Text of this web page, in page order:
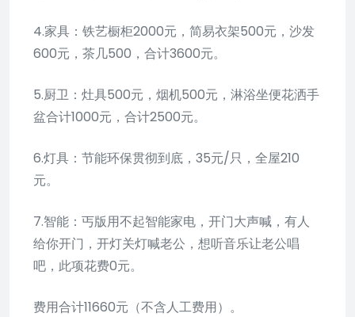
4.家具：铁艺橱柜2000元，简易衣架500元，沙发
600元，茶几500，合计3600元。
5.厨卫：灶具500元，烟机500元，淋浴坐便花洒手
盆合计1000元，合计2500元。
6.灯具：节能环保贯彻到底，35元/只，全屋210
元。
7.智能：丐版用不起智能家电，开门大声喊，有人
给你开门，开灯关灯喊老公，想听音乐让老公唱
吧，此项花费0元。
费用合计11660元（不含人工费用）。